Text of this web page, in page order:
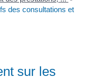
des consultations et
sur les